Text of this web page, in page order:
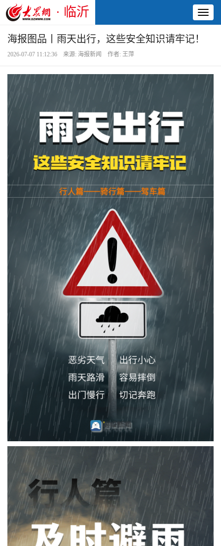
· 临沂
海报图品丨雨天出行，这些安全知识请牢记！
2026-07-07 11:12:36 来源: 海报新闻 作者: 王萍